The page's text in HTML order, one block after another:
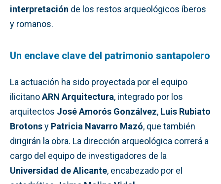
interpretación de los restos arqueológicos íberos
y romanos.
Un enclave clave del patrimonio santapolero
La actuación ha sido proyectada por el equipo
ilicitanoARN Arquitectura, integrado por los
arquitectos José Amorós Gonzálvez, Luis Rubiato
Brotonsy Patricia Navarro Mazó, que también
dirigirán la obra. La dirección arqueológica correrá a
cargo del equipo de investigadores de la
Universidad de Alicante, encabezado por el